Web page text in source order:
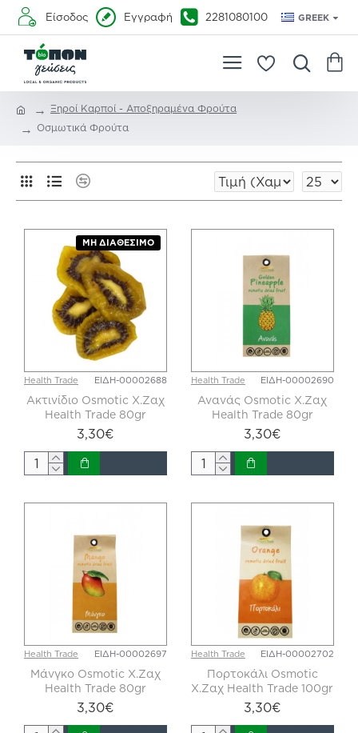
Είσοδος Εγγραφή 2281080100 GREEK
Ξηροί Καρποί - Αποξηραμένα Φρούτα
Οσμωτικά Φρούτα
ΜΗ ΔΙΑΘΈΣΙΜΟ
Health Trade ΕΙΔΗ-00002688
Ακτινίδιο Osmotic X.Zαχ
Health Trade 80gr
3,30€
Health Trade ΕΙΔΗ-00002690
Ανανάς Osmotic X.Zαχ
Health Trade 80gr
3,30€
Health Trade ΕΙΔΗ-00002697
Μάνγκο Osmotic X.Zαχ
Health Trade 80gr
3,30€
Health Trade ΕΙΔΗ-00002702
Πορτοκάλι Osmotic
X.Zαχ Health Trade 100gr
3,30€